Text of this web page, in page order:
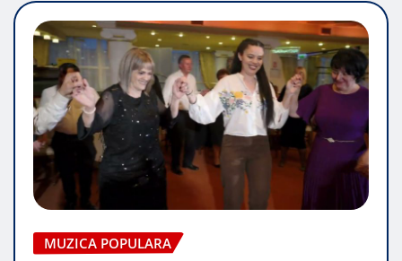
MUZICA POPULARA